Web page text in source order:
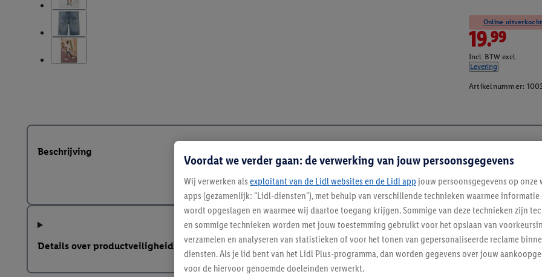
Online
19.99
Incl. BTW excl.
Levering
Artikelnummer:
Beschrijving
Details over productveiligheid
Voordat we verder gaan: de verwerking van jouw persoonsgegevens
Wij verwerken als exploitant van de Lidl websites en de Lidl app jouw persoonsgegevens op onze
apps (gezamenlijk: "Lidl-diensten"), met behulp van verschillende technieken waarmee
wordt opgeslagen en waarmee wij daartoe toegang krijgen. Sommige van deze technieken zijn
en sommige technieken worden met jouw toestemming gebruikt voor het opslaan van
verzamelen en analyseren van statistieken of voor het tonen van gepersonaliseerde reclame
diensten. Als je lid bent van het Lidl Plus-programma, dan worden gegevens over jouw
voor de hiervoor genoemde doeleinden verwerkt.